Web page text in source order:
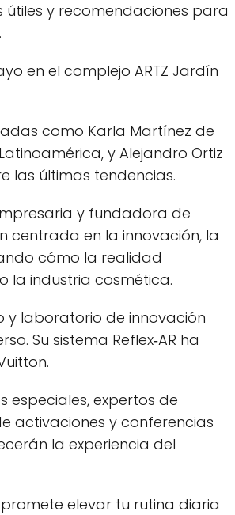
y recomendaciones para
en el complejo ARTZ Jardín
como Karla Martínez de
y Alejandro Ortiz
las últimas tendencias.
y fundadora de
centrada en la innovación, la
cómo la realidad
la industria cosmética.
y laboratorio de innovación
Su sistema Reflex‑AR ha
especiales, expertos de
activaciones y conferencias
la experiencia del
elevar tu rutina diaria